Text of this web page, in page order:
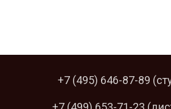
+7 (495) 646-87-89